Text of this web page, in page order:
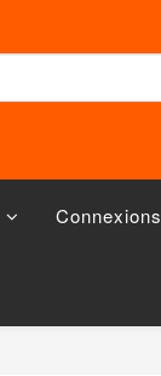
Connexions